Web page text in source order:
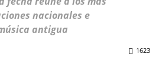
nacionales e
antigua
1623